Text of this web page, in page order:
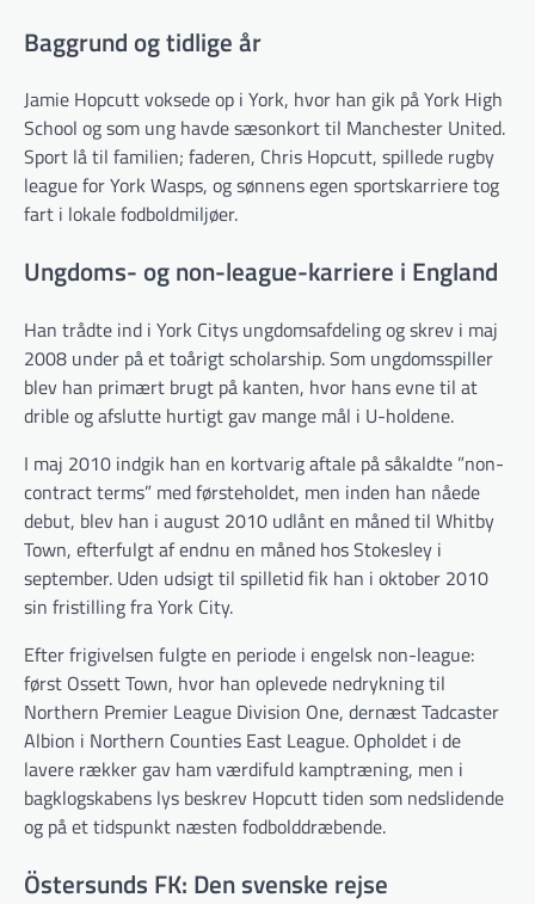
Baggrund og tidlige år
Jamie Hopcutt voksede op i York, hvor han gik på York High
School og som ung havde sæsonkort til Manchester United.
Sport lå til familien; faderen, Chris Hopcutt, spillede rugby
league for York Wasps, og sønnens egen sportskarriere tog
fart i lokale fodboldmiljøer.
Ungdoms- og non-league-karriere i England
Han trådte ind i York Citys ungdomsafdeling og skrev i maj
2008 under på et toårigt scholarship. Som ungdomsspiller
blev han primært brugt på kanten, hvor hans evne til at
drible og afslutte hurtigt gav mange mål i U-holdene.
I maj 2010 indgik han en kortvarig aftale på såkaldte ”non-
contract terms” med førsteholdet, men inden han nåede
debut, blev han i august 2010 udlånt en måned til Whitby
Town, efterfulgt af endnu en måned hos Stokesley i
september. Uden udsigt til spilletid fik han i oktober 2010
sin fristilling fra York City.
Efter frigivelsen fulgte en periode i engelsk non-league:
først Ossett Town, hvor han oplevede nedrykning til
Northern Premier League Division One, dernæst Tadcaster
Albion i Northern Counties East League. Opholdet i de
lavere rækker gav ham værdifuld kamptræning, men i
bagklogskabens lys beskrev Hopcutt tiden som nedslidende
og på et tidspunkt næsten fodbolddræbende.
Östersunds FK: Den svenske rejse